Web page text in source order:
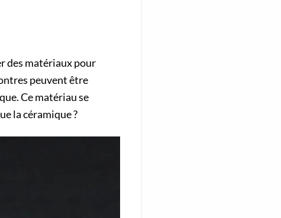
des matériaux pour
peuvent être
Ce matériau se
la céramique ?